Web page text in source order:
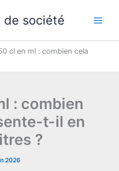
de société
cl en ml : combien cela
: combien
t-il en
?
2026